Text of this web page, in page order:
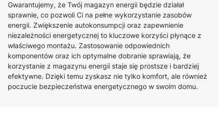
Gwarantujemy, że Twój magazyn energii będzie działał
sprawnie, co pozwoli Ci na pełne wykorzystanie zasobów
energii. Zwiększenie autokonsumpcji oraz zapewnienie
niezależności energetycznej to kluczowe korzyści płynące z
właściwego montażu. Zastosowanie odpowiednich
komponentów oraz ich optymalne dobranie sprawiają, że
korzystanie z magazynu energii staje się prostsze i bardziej
efektywne. Dzięki temu zyskasz nie tylko komfort, ale również
poczucie bezpieczeństwa energetycznego w swoim domu.